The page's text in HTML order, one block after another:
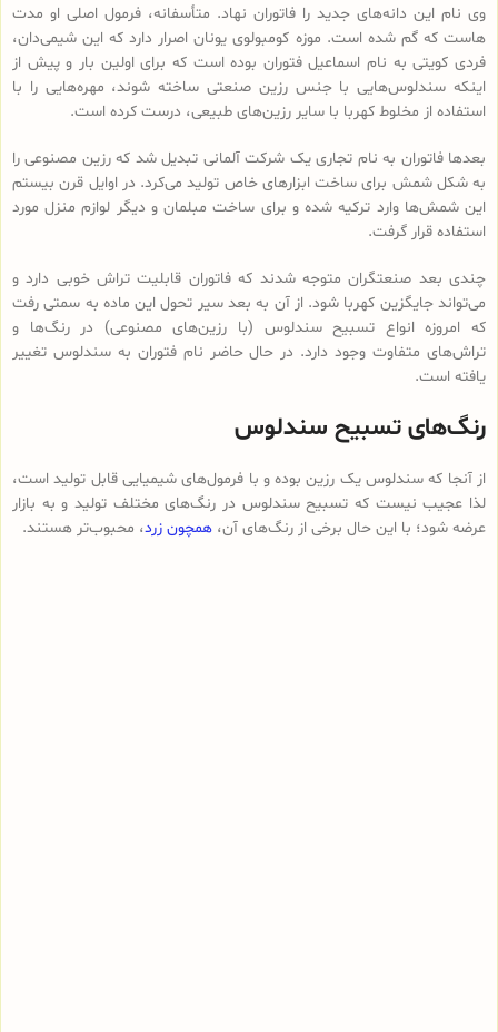
وی نام این دانه‌های جدید را فاتوران نهاد. متأسفانه، فرمول اصلی او مدت
هاست که گم شده است. موزه کومبولوی یونان اصرار دارد که این شیمی‌دان،
فردی کویتی به نام اسماعیل فتوران بوده است که برای اولین بار و پیش از
اینکه سندلوس‌هایی با جنس رزین صنعتی ساخته شوند، مهره‌هایی را با
استفاده از مخلوط کهربا با سایر رزین‌های طبیعی، درست کرده است.
بعدها فاتوران به نام تجاری یک شرکت آلمانی تبدیل شد که رزین مصنوعی را
به شکل شمش برای ساخت ابزارهای خاص تولید می‌کرد. در اوایل قرن بیستم
این شمش‌ها وارد ترکیه شده و برای ساخت مبلمان و دیگر لوازم منزل مورد
استفاده قرار گرفت.
چندی بعد صنعتگران متوجه شدند که فاتوران قابلیت تراش خوبی دارد و
می‌تواند جایگزین کهربا شود. از آن به بعد سیر تحول این ماده به سمتی رفت
که امروزه انواع تسبیح‌ سندلوس (با رزین‌های مصنوعی) در رنگ‌ها و
تراش‌های متفاوت وجود دارد. در حال حاضر نام فتوران به سندلوس تغییر
یافته است.
رنگ‌های تسبیح سندلوس
از آنجا که سندلوس یک رزین بوده و با فرمول‌های شیمیایی قابل تولید است،
لذا عجیب نیست که تسبیح سندلوس در رنگ‌های مختلف تولید و به بازار
عرضه شود؛ با این حال برخی از رنگ‌های آن، همچون زرد، محبوب‌تر هستند.